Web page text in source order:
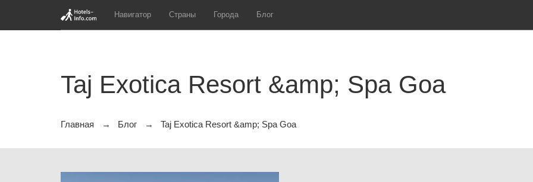
Навигатор Страны Города Блог
Taj Exotica Resort &amp; Spa Goa
Главная Блог Taj Exotica Resort &amp; Spa Goa